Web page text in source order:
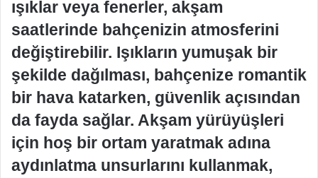
ışıklar veya fenerler, akşam
saatlerinde bahçenizin atmosferini
değiştirebilir. Işıkların yumuşak bir
şekilde dağılması, bahçenize romantik
bir hava katarken, güvenlik açısından
da fayda sağlar. Akşam yürüyüşleri
için hoş bir ortam yaratmak adına
aydınlatma unsurlarını kullanmak,